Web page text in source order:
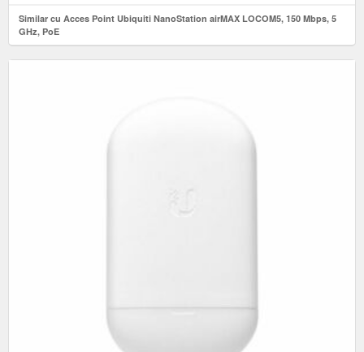
Similar cu Acces Point Ubiquiti NanoStation airMAX LOCOM5, 150 Mbps, 5
GHz, PoE